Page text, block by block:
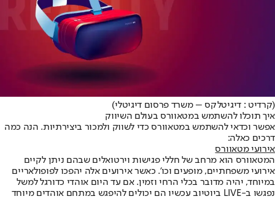
(קרדיט : דיגיטלקס – משרד פרסום דיגיטלי)
איך תוכלו להשתמש במטאוורס בעולם השיווק
אפשר וכדאי להשתמש במטאוורס כדי לשווק ולמכור ביצירתיות. הנה כמה
דרכים כאלה:
אירועי מטאוורס
המטאוורס הוא מרחב של חללי פגישות וירטואלים שבהם ניתן לקיים
אירועי משפחתיים, מופעים וכו’. כאשר אירועים אלה יהפכו לפופולאריים
במיוחד, יהיה מדובר בכלי הרחי וזמין. אם עד היום אוהדי כדורגל למשל
נפגשו ב-LIVE ביוטיוב עכשיו הם יכולים להיפגש במתחם אוהדים מיוחד